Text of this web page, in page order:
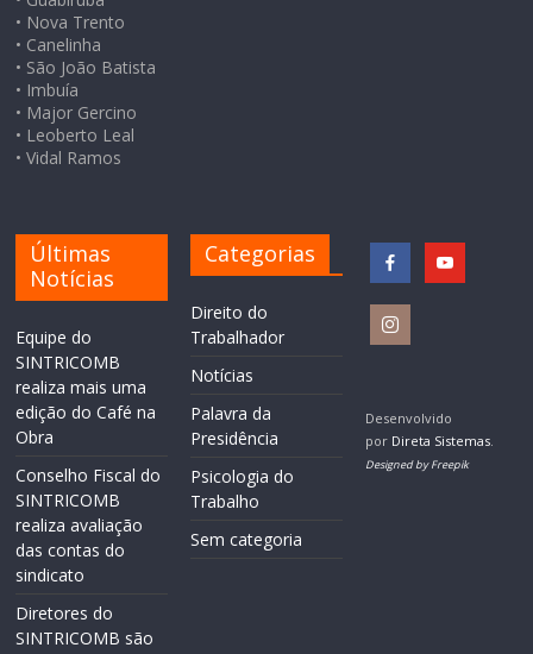
• Nova Trento
• Canelinha
• São João Batista
• Imbuía
• Major Gercino
• Leoberto Leal
• Vidal Ramos
Últimas
Notícias
Equipe do
SINTRICOMB
realiza mais uma
edição do Café na
Obra
Conselho Fiscal do
SINTRICOMB
realiza avaliação
das contas do
sindicato
Diretores do
SINTRICOMB são
Categorias
Direito do
Trabalhador
Notícias
Palavra da
Presidência
Psicologia do
Trabalho
Sem categoria
Desenvolvido
por Direta Sistemas.
Designed by Freepik